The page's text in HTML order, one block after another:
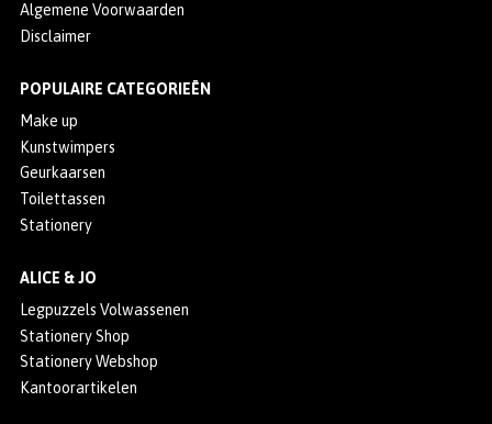
Algemene Voorwaarden
Disclaimer
POPULAIRE CATEGORIEËN
Make up
Kunstwimpers
Geurkaarsen
Toilettassen
Stationery
ALICE & JO
Legpuzzels Volwassenen
Stationery Shop
Stationery Webshop
Kantoorartikelen